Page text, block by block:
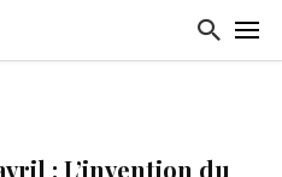
: L’invention du